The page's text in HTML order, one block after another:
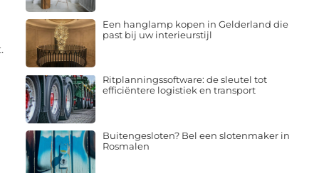
Een hanglamp kopen in Gelderland die
past bij uw interieurstijl
Ritplanningssoftware: de sleutel tot
efficiëntere logistiek en transport
Buitengesloten? Bel een slotenmaker in
Rosmalen